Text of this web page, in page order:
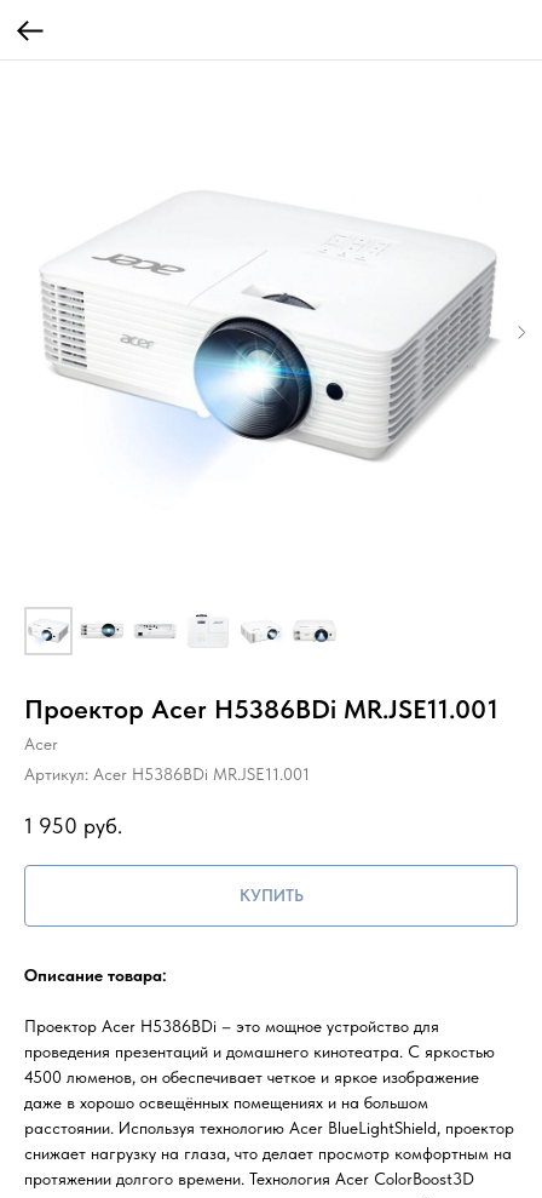
Проектор Acer H5386BDi MR.JSE11.001
Acer
Артикул: Acer H5386BDi MR.JSE11.001
1 950 руб.
КУПИТЬ
Описание товара:
Проектор Acer H5386BDi – это мощное устройство для
проведения презентаций и домашнего кинотеатра. С яркостью
4500 люменов, он обеспечивает четкое и яркое изображение
даже в хорошо освещённых помещениях и на большом
расстоянии. Используя технологию Acer BlueLightShield, проектор
снижает нагрузку на глаза, что делает просмотр комфортным на
протяжении долгого времени. Технология Acer ColorBoost3D